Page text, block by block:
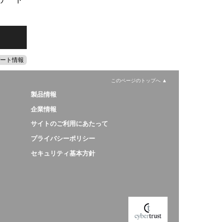
ト情報
このページのトップへ
製品情報
企業情報
サイトのご利用にあたって
プライバシーポリシー
セキュリティ基本方針